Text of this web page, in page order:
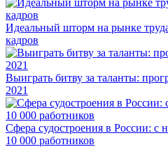
Идеальный шторм на рынке
кадров
Выиграть битву за таланты:
2021
Сфера судостроения в России: с
10 000 работников